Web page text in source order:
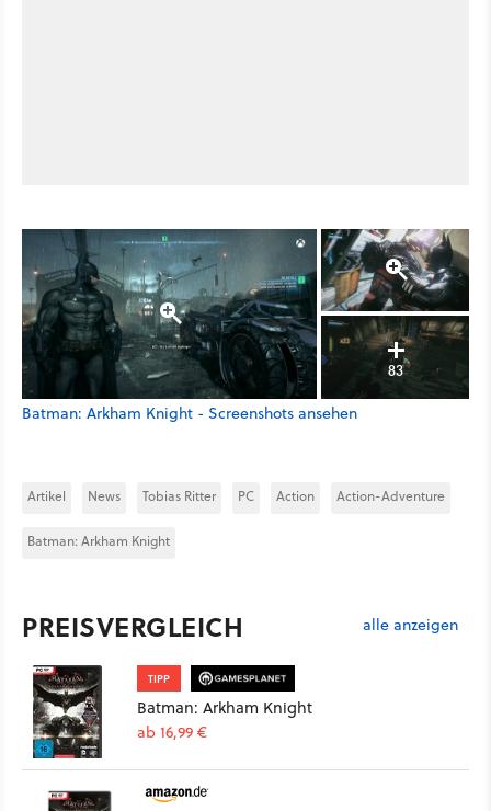
83
Batman: Arkham Knight - Screenshots ansehen
Artikel News Tobias Ritter PC Action Action-Adventure
Batman: Arkham Knight
PREISVERGLEICH alle anzeigen
TIPP
Batman: Arkham Knight
ab 16,99 €